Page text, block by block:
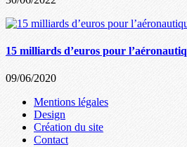
15 milliards d’euros pour
09/06/2020
Mentions légales
Design
Création du site
Contact